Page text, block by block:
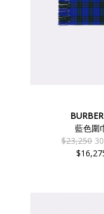
藍色圍
$23,250